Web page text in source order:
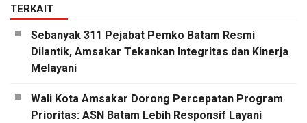
TERKAIT
Sebanyak 311 Pejabat Pemko Batam Resmi
Dilantik, Amsakar Tekankan Integritas dan Kinerja
Melayani
Wali Kota Amsakar Dorong Percepatan Program
Prioritas: ASN Batam Lebih Responsif Layani